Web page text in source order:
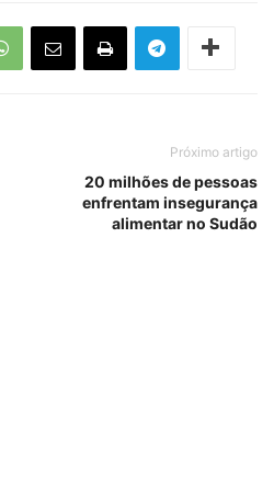
Próximo artigo
20 milhões de pessoas
enfrentam insegurança
alimentar no Sudão